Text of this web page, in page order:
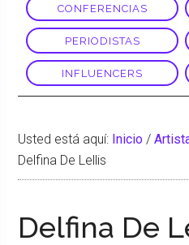
CONFERENCIAS
PERIODISTAS
INFLUENCERS
Usted está aquí: Inicio /
Delfina De Lellis
Delfina De